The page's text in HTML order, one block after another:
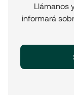
Llámanos
informará